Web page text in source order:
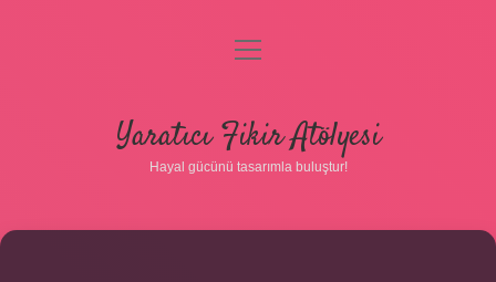
Gizlilik Politikası
menüyü
Yaratıcı Fikir Atölyesi
Hayal gücünü tasarımla buluştur!